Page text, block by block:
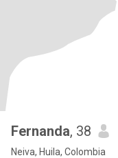
Fernanda, 38
Neiva, Huila, Colombia